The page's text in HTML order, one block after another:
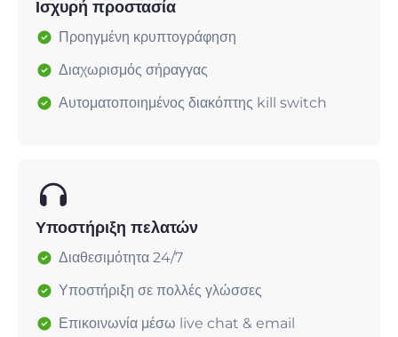
Ισχυρή προστασία
Προηγμένη κρυπτογράφηση
Διαχωρισμός σήραγγας
Αυτοματοποιημένος διακόπτης kill switch
Υποστήριξη πελατών
Διαθεσιμότητα 24/7
Υποστήριξη σε πολλές γλώσσες
Επικοινωνία μέσω live chat & email